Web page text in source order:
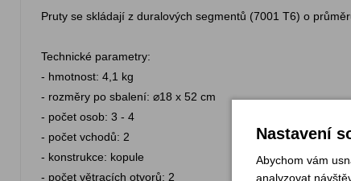
Pruty se skládají z duralových segmentů (7001 T6) o
Technické parametry:
- hmotnost: 4,1 kg
- rozměry po sbalení: ⌀18 x 52 cm
- počet osob: 3 - 4
- počet vchodů: 2
- konstrukce: kopule
- počet větracích otvorů: 2
Nastavení
Abychom vám
analyzovat